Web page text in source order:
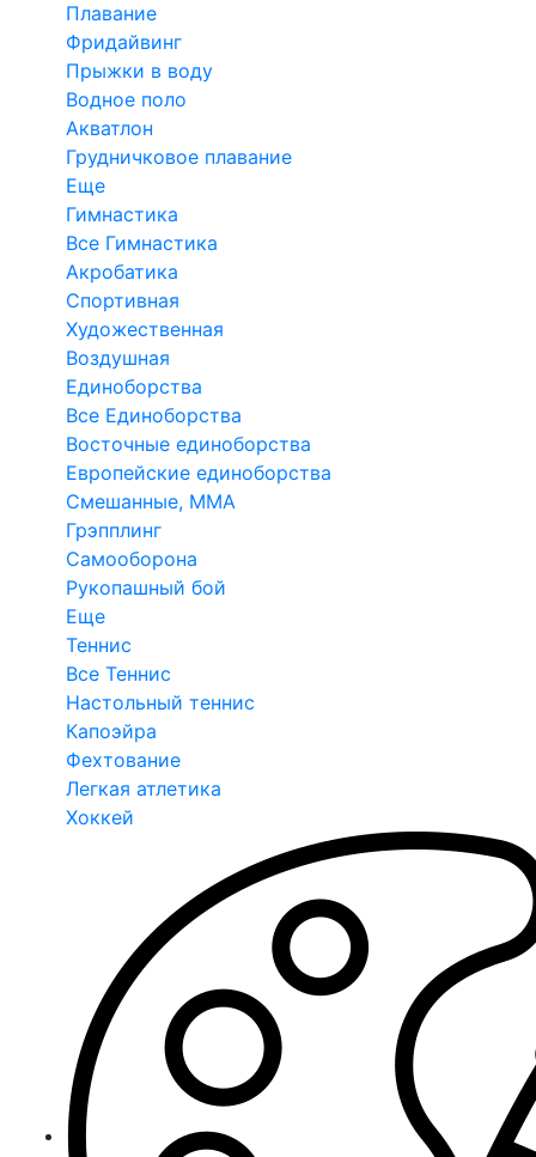
Плавание
Фридайвинг
Прыжки в воду
Водное поло
Акватлон
Грудничковое плавание
Еще
Гимнастика
Все Гимнастика
Акробатика
Спортивная
Художественная
Воздушная
Единоборства
Все Единоборства
Восточные единоборства
Европейские единоборства
Смешанные, ММА
Грэпплинг
Самооборона
Рукопашный бой
Еще
Теннис
Все Теннис
Настольный теннис
Капоэйра
Фехтование
Легкая атлетика
Хоккей